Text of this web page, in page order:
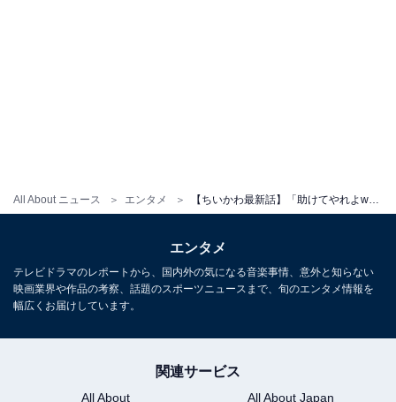
All About ニュース エンタメ 【ちいかわ最新話】「助けてやれよw」タコから逃げ回るちいかわを見たハチワレが驚きの分析！ 「ポジティブに言うと…」
エンタメ
テレビドラマのレポートから、国内外の気になる音楽事情、意外と知らない
映画業界や作品の考察、話題のスポーツニュースまで、旬のエンタメ情報を
幅広くお届けしています。
関連サービス
All About
All About Japan